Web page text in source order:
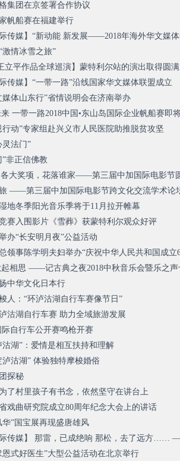
集团在京签署合作协议
帆船赛在福建举行
际传媒】“新动能 新发展——2018年海外华文媒
情冰雪之旅”
立平作品全球巡演】蒙特利尔站的演出取得圆
传媒】“一带一路”沿线国家华文媒体联盟成立
媒体山东行”省情说明会在济南举办
一带一路2018中国•东山岛国际企业帆船赛即
行动”专家组赴兴义市人民医院助推脱贫攻坚
灵法门”
非正信佛教
大奖项，花落谁家——第三届中加国际电影节
——第三届中加国际电影节跨文化交流学术论
地冬季阳光音乐季将于11月拉开帷幕
赛入围影片《雪葬》获蒙特利尔观众好评
办“长安明月夜”公益活动
领事陈学明夫妇举办“庆祝中华人民共和国成立
相思 ——记古典之夜2018中秋音乐会暨乐之声
中华文化日本行
人：“环泸沽湖自行车赛像节日”
沽湖自行车赛 助力全域旅游发展
际自行车公开赛鸣枪开赛
沽湖”：爱情是相互扶持和理解
泸沽湖” 体验独特摩梭婚俗
探秘
了村里孩子有书念，依然坚守在讲台上
戏曲研究院成立80周年纪念大会上的讲话
”国宝展再现盛唐雄风
际传媒】 那雷，已成绝响 那松，去了远方……
恩式好医生”大型公益活动在北京举行